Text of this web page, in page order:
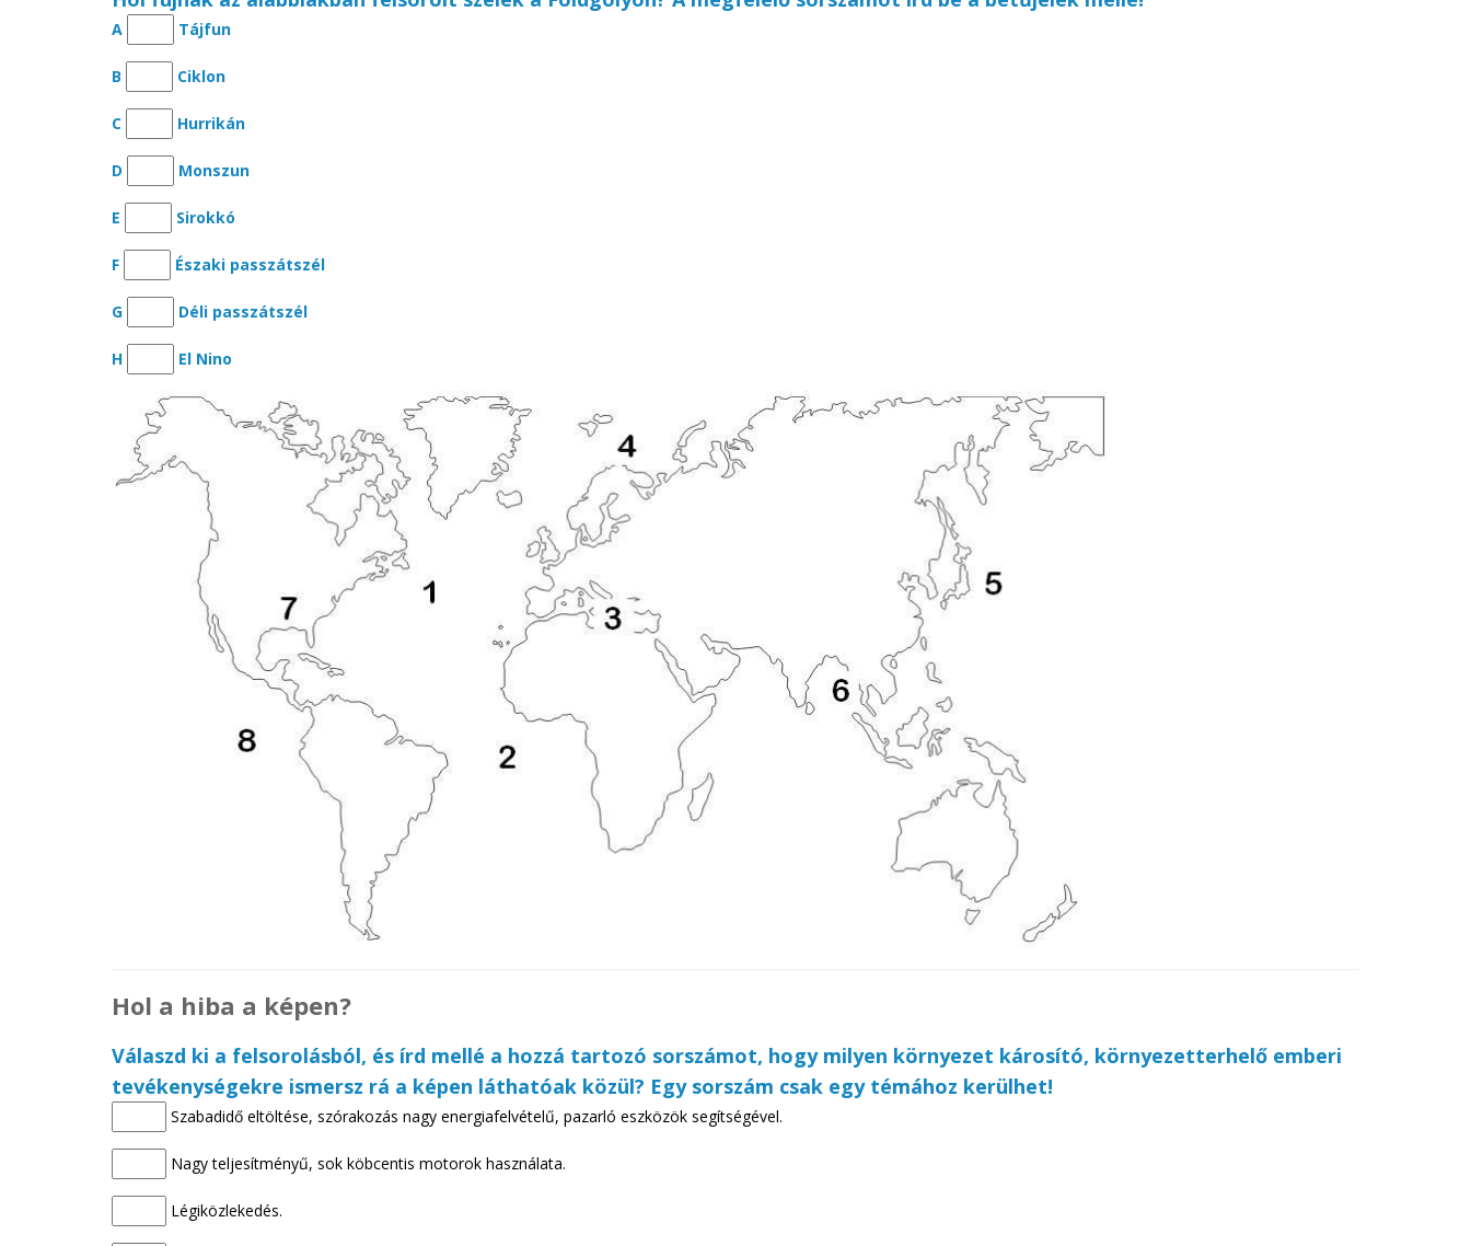
A Tájfun
B Ciklon
C Hurrikán
D Monszun
E Sirokkó
F Északi passzátszél
G Déli passzátszél
H El Nino
Hol a hiba a képen?
Válaszd ki a felsorolásból, és írd mellé a hozzá tartozó sorszámot, hogy milyen környezet károsító, környezetterhelő emberi
tevékenységekre ismersz rá a képen láthatóak közül? Egy sorszám csak egy témához kerülhet!
Szabadidő eltöltése, szórakozás nagy energiafelvételű, pazarló eszközök segítségével.
Nagy teljesítményű, sok köbcentis motorok használata.
Légiközlekedés.